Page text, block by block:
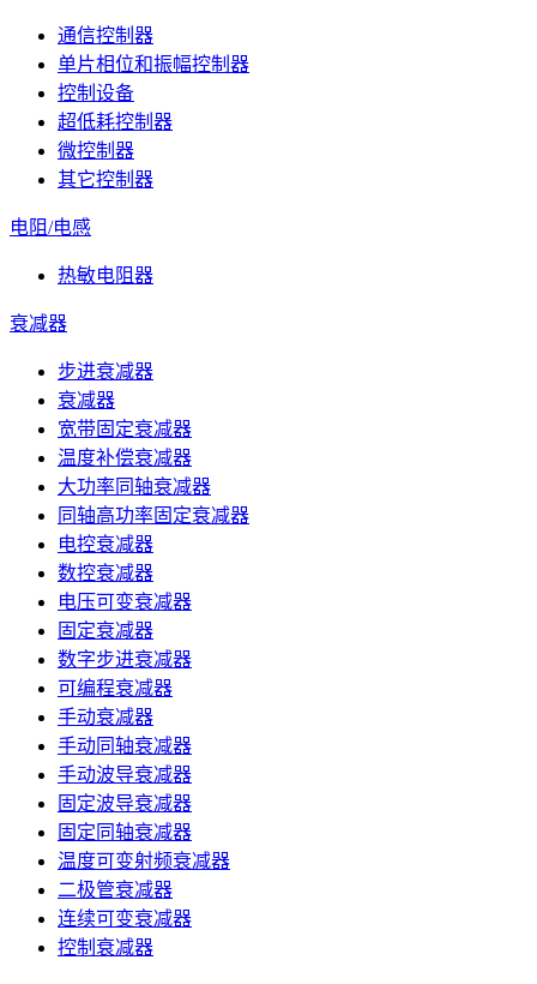
通信控制器
单片相位和振幅控制器
控制设备
超低耗控制器
微控制器
其它控制器
电阻/电感
热敏电阻器
衰减器
步进衰减器
衰减器
宽带固定衰减器
温度补偿衰减器
大功率同轴衰减器
同轴高功率固定衰减器
电控衰减器
数控衰减器
电压可变衰减器
固定衰减器
数字步进衰减器
可编程衰减器
手动衰减器
手动同轴衰减器
手动波导衰减器
固定波导衰减器
固定同轴衰减器
温度可变射频衰减器
二极管衰减器
连续可变衰减器
控制衰减器